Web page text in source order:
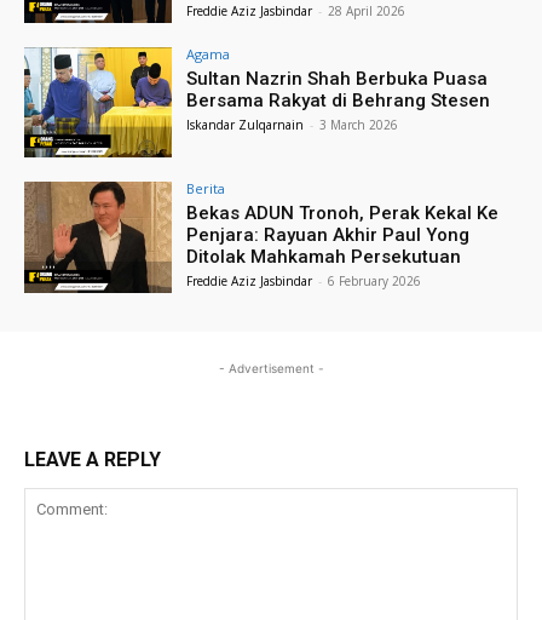
Freddie Aziz Jasbindar - 28 April 2026
Agama
Sultan Nazrin Shah Berbuka Puasa
Bersama Rakyat di Behrang Stesen
Iskandar Zulqarnain - 3 March 2026
Berita
Bekas ADUN Tronoh, Perak Kekal Ke
Penjara: Rayuan Akhir Paul Yong
Ditolak Mahkamah Persekutuan
Freddie Aziz Jasbindar - 6 February 2026
- Advertisement -
LEAVE A REPLY